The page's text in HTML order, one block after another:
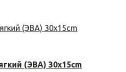
(ЭВА) 30x15cm